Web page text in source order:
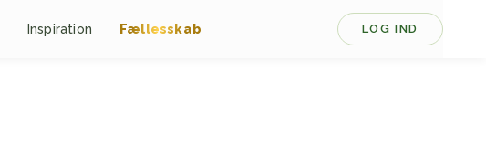
Inspiration Fællesskab LOG IND